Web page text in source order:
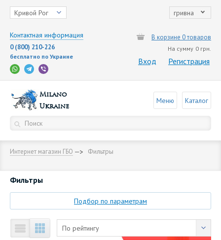
Кривой Рог гривна
Контактная информация
0 (800) 210-226
бесплатно по Украине
В корзине 0 товаров
На сумму 0 грн.
Вход Регистрация
Milano
Ukraine
Меню Каталог
Интернет магазин ГБО Фильтры
Фильтры
Подбор по параметрам
По рейтингу